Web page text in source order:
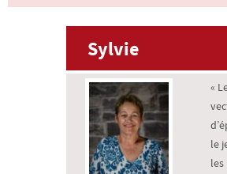
Sylvie
«
le
les